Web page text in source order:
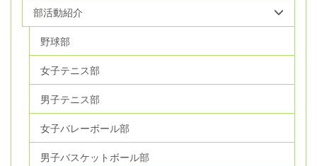
部活動紹介
野球部
女子テニス部
男子テニス部
女子バレーボール部
男子バスケットボール部